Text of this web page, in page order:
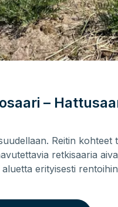
–
Reitin kohteet
retkisaaria
erityisesti rentoihin